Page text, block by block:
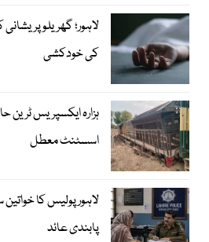
لاہور؛ گھریلو
کی خودکشی
ہزارہ ایکسپریس ٹرین
اسسٹنٹ معطل
لاہور پولیس کا
پابندی عائد